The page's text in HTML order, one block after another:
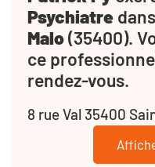
Psychiatre
Malo(35400).
ce
rendez-vous.
8 rue Val 35400